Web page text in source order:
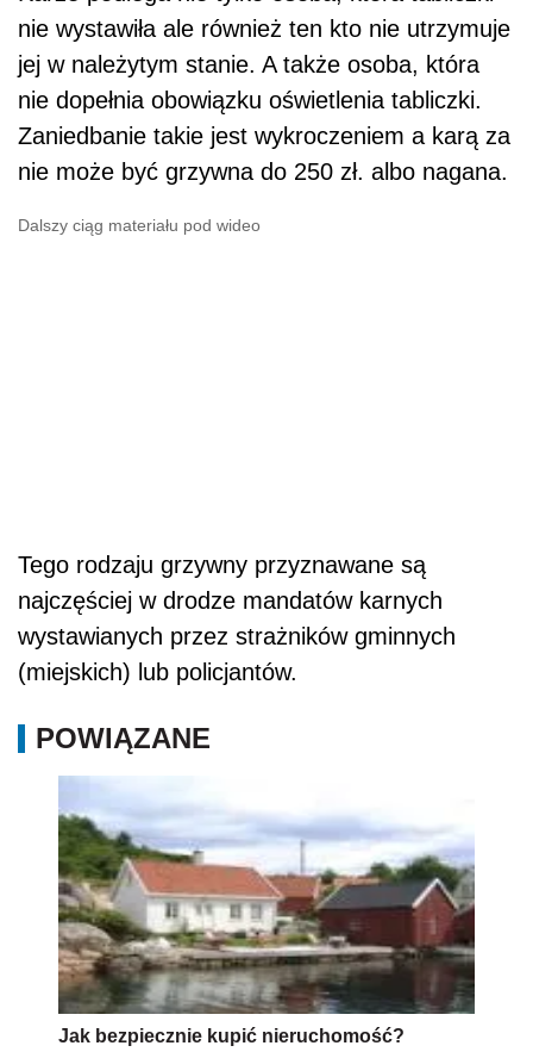
nie wystawiła ale również ten kto nie utrzymuje
jej w należytym stanie. A także osoba, która
nie dopełnia obowiązku oświetlenia tabliczki.
Zaniedbanie takie jest wykroczeniem a karą za
nie może być grzywna do 250 zł. albo nagana.
Dalszy ciąg materiału pod wideo
Tego rodzaju grzywny przyznawane są
najczęściej w drodze mandatów karnych
wystawianych przez strażników gminnych
(miejskich) lub policjantów.
POWIĄZANE
Jak bezpiecznie kupić nieruchomość?